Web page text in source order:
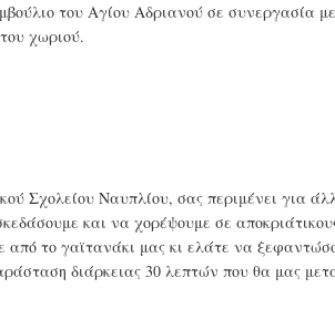
του Αγίου Αδριανού σε συνεργασία
χωριού.
Σχολείου Ναυπλίου, σας περιμένει για
και να χορέψουμε σε
από το γαϊτανάκι μας κι ελάτε να
διάρκειας 30 λεπτών που θα μας